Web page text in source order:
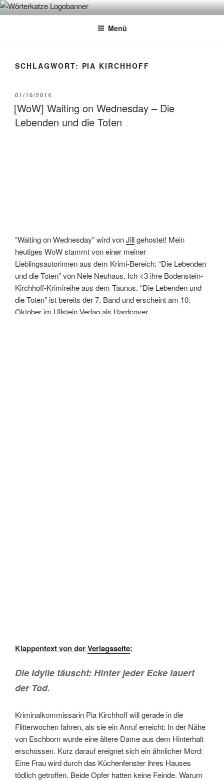
Zum
InhaltWÖRTERKATZE
Von Büchern erzählen
Menü
SCHLAGWORT: PIA KIRCHHOFF
VERÖFFENTLICHT
AM
01/10/2014
[WoW] Waiting on Wednesday – Die
Lebenden und die Toten
“Waiting on Wednesday” wird vonJillgehostet! Mein
heutiges WoW stammt von einer meiner
Lieblingsautorinnen aus dem Krimi-Bereich: “Die Lebenden
und die Toten” von Nele Neuhaus. Ich <3 ihre Bodenstein-
Kirchhoff-Krimireihe aus dem Taunus. “Die Lebenden und
die Toten” ist bereits der 7. Band und erscheint am 10.
Oktober im Ullstein Verlag als Hardcover.
Klappentext von derVerlagsseite:
Die Idylle täuscht: Hinter jeder Ecke lauert
der Tod.
Kriminalkommissarin Pia Kirchhoff will gerade in die
Flitterwochen fahren, als sie ein Anruf erreicht: In der Nähe
von Eschborn wurde eine ältere Dame aus dem Hinterhalt
erschossen. Kurz darauf ereignet sich ein ähnlicher Mord:
Eine Frau wird durch das Küchenfenster ihres Hauses
tödlich getroffen. Beide Opfer hatten keine Feinde. Warum